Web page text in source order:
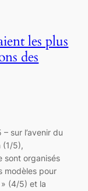
les plus
des
sur l’avenir du
(1/5),
sont organisés
modèles pour
(4/5) et la